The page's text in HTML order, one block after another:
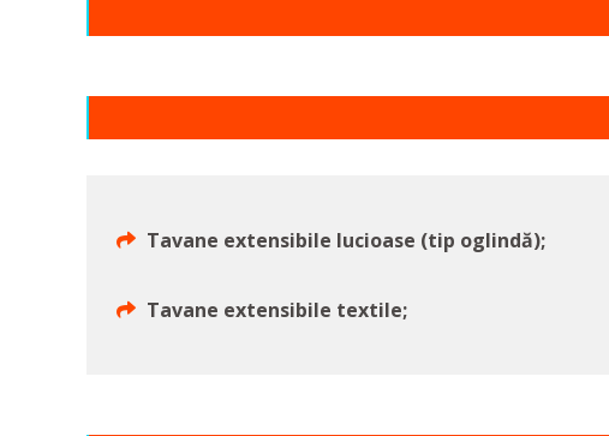
Tavane extensibile lucioase (tip oglindă);
Tavane extensibile textile;